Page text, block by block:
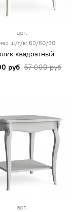
арт.
ш/г/в: 60/60/60
квадратный
руб 57 000 руб
арт.